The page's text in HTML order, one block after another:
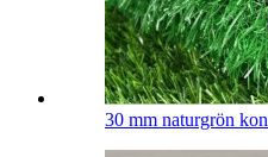
30 mm naturgrön